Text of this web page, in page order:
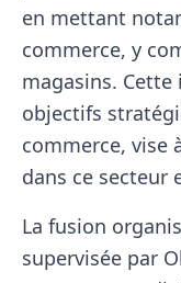
en mettant
commerce, y
magasins.
objectifs
commerce, vise
dans ce secteur
La fusion
supervisée par